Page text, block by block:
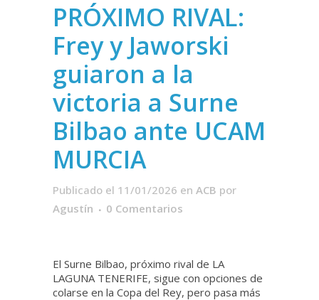
PRÓXIMO RIVAL:
Frey y Jaworski
guiaron a la
victoria a Surne
Bilbao ante UCAM
MURCIA
Publicado el 11/01/2026 en ACB por
Agustín
0 Comentarios
El Surne Bilbao, próximo rival de LA
LAGUNA TENERIFE, sigue con opciones de
colarse en la Copa del Rey, pero pasa más